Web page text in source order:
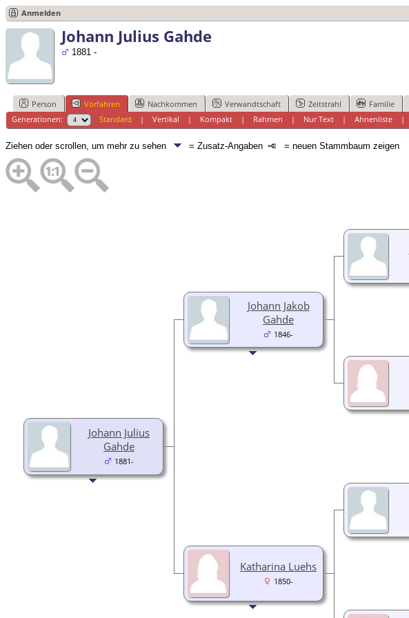
Anmelden
Johann Julius Gahde
1881 -
Person Vorfahren Nachkommen Verwandtschaft Zeitstrahl Familie
Generationen:
Standard | Vertikal | Kompakt| Rahmen | Nur Text| Ahnenliste|
Ziehen oder scrollen, um mehr zu sehen = Zusatz-Angaben = neuen Stammbaum zeigen
Johann Julius
Gahde
1881-
Johann Jakob
Gahde
1846-
Katharina Luehs
1850-